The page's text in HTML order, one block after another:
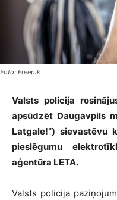
Foto: Freepik
Valsts policija
apsūdzēt Daugavpils
Latgale!”) sievastēvu
pieslēgumu
aģentūra LETA.
Valsts policija